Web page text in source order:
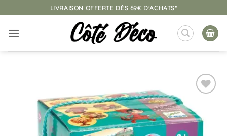
au
contenu
LIVRAISON OFFERTE DÈS 69€ D'ACHATS*
à la
liste
d’envies